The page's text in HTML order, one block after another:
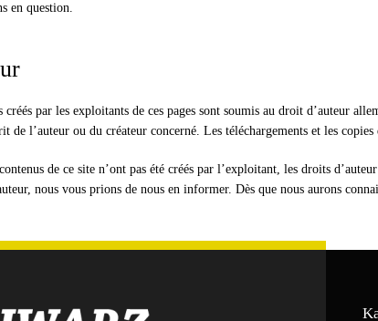
en question.
créés par les exploitants de ces pages sont soumis au droit d’auteur
de l’auteur ou du créateur concerné. Les téléchargements et les
de ce site n’ont pas été créés par l’exploitant, les droits
nous vous prions de nous en informer. Dès que nous aurons